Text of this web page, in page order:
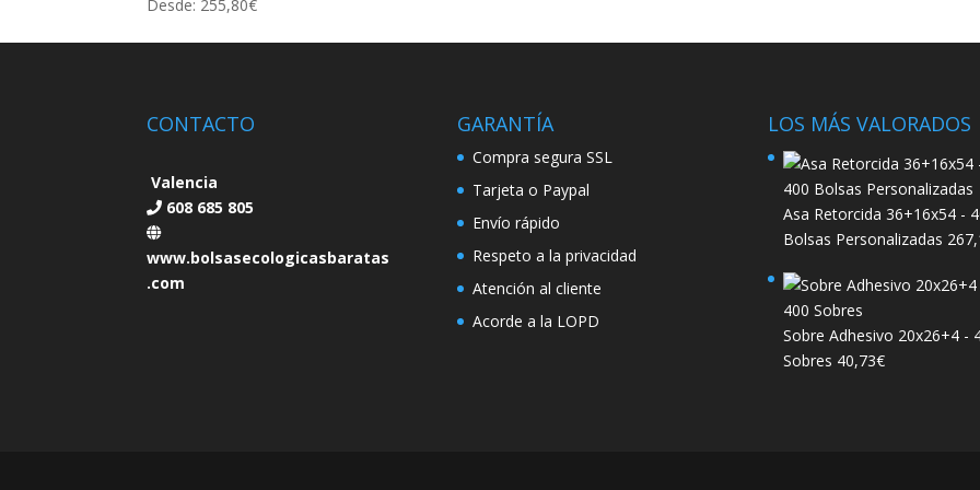
Desde: 255,80€
CONTACTO
Valencia
608 685 805
www.bolsasecologicasbaratas
.com
GARANTÍA
Compra segura SSL
Tarjeta o Paypal
Envío rápido
Respeto a la privacidad
Atención al cliente
Acorde a la LOPD
LOS MÁS VALORADOS
Asa Retorcida 36+16x54 -
Bolsas Personalizadas
Sobre Adhesivo 20x26+4 -
Sobres 40,73€